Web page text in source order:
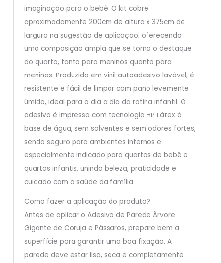
imaginação para o bebê. O kit cobre
aproximadamente 200cm de altura x 375cm de
largura na sugestão de aplicação, oferecendo
uma composição ampla que se torna o destaque
do quarto, tanto para meninos quanto para
meninas. Produzido em vinil autoadesivo lavável, é
resistente e fácil de limpar com pano levemente
úmido, ideal para o dia a dia da rotina infantil. O
adesivo é impresso com tecnologia HP Látex à
base de água, sem solventes e sem odores fortes,
sendo seguro para ambientes internos e
especialmente indicado para quartos de bebê e
quartos infantis, unindo beleza, praticidade e
cuidado com a saúde da família.
Como fazer a aplicação do produto?
Antes de aplicar o Adesivo de Parede Árvore
Gigante de Coruja e Pássaros, prepare bem a
superfície para garantir uma boa fixação. A
parede deve estar lisa, seca e completamente